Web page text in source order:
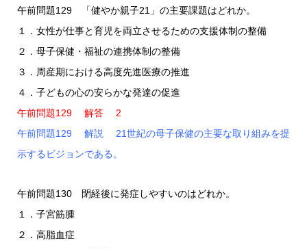
午前問題129 「健やか親子21」の主要課題はどれか。
１．女性が仕事と育児を両立させるための支援体制の整備
２．母子保健・福祉の連携体制の整備
３．周産期における高度先進医療の推進
４．子どもの心の安らかな発達の促進
午前問題129 解答 2
午前問題129 解説 21世紀の母子保健の主要な取り組みを提
示するビジョンである。
午前問題130 閉経後に発症しやすいのはどれか。
１．子宮筋腫
２．高脂血症